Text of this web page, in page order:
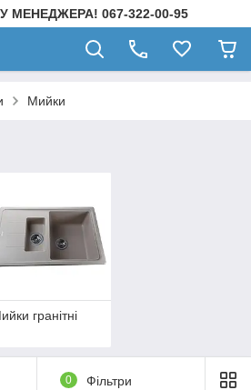
МЕНЕДЖЕРА! 067-322-00-95
Мийки
гранітні
0 Фільтри